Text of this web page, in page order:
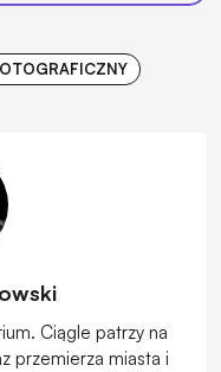
Ciągle patrzy na
przemierza miasta i